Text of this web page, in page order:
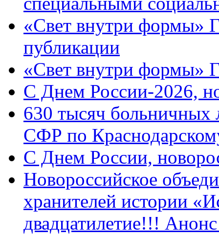
«Свет внутри формы»
публикации
«Свет внутри формы»
C Днем России-2026,
630 тысяч больничных
СФР по
C Днем России,
Новороссийское
хранителей истории
двадцатилетие!!!